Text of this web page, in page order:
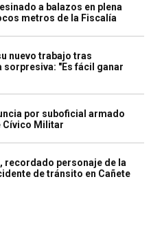
a balazos en plena
metros de la Fiscalía
nuevo trabajo tras
"Es fácil ganar
por suboficial armado
Cívico Militar
recordado personaje de la
de tránsito en Cañete